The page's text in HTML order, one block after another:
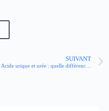
SUIVANT
Acide urique et urée : quelle différence ?